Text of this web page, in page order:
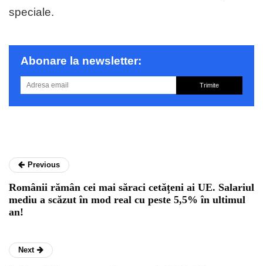
speciale.
Abonare la newsletter:
Trimite
Previous
Românii rămân cei mai săraci cetățeni ai UE. Salariul
mediu a scăzut în mod real cu peste 5,5% în ultimul
an!
Next